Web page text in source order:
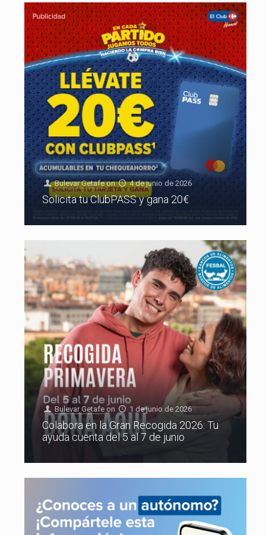
Bulevar Getafe on 4 de junio de 2026
Solicita tu ClubPASS y gana 20€
Bulevar Getafe on 1 de junio de 2026
Colabora en la Gran Recogida 2026: Tu
ayuda cuenta del 5 al 7 de junio